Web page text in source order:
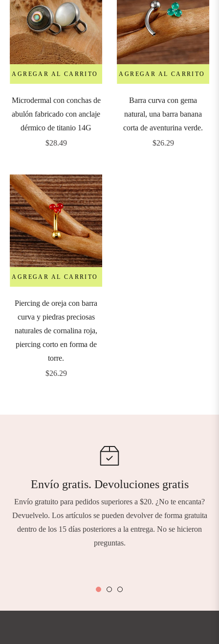
AGREGAR AL CARRITO
Microdermal con conchas de
abulón fabricado con anclaje
dérmico de titanio 14G
Precio
$28.49
AGREGAR AL CARRITO
Barra curva con gema
natural, una barra banana
corta de aventurina verde.
Precio
$26.29
AGREGAR AL CARRITO
Piercing de oreja con barra
curva y piedras preciosas
naturales de cornalina roja,
piercing corto en forma de
torre.
Precio
$26.29
Envío gratis. Devoluciones gratis
Envío gratuito para pedidos superiores a $20. ¿No te encanta?
Devuelvelo. Los artículos se pueden devolver de forma gratuita
dentro de los 15 días posteriores a la entrega. No se hicieron
preguntas.